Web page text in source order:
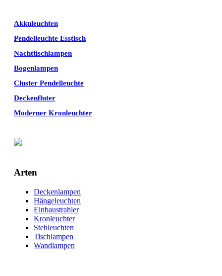
Akkuleuchten
Pendelleuchte Esstisch
Nachttischlampen
Bogenlampen
Cluster Pendelleuchte
Deckenfluter
Moderner Kronleuchter
Arten
Deckenlampen
Hängeleuchten
Einbaustrahler
Kronleuchter
Stehleuchten
Tischlampen
Wandlampen